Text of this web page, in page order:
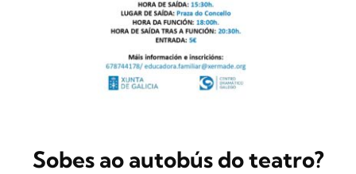
Sobes ao autobús do teatro?